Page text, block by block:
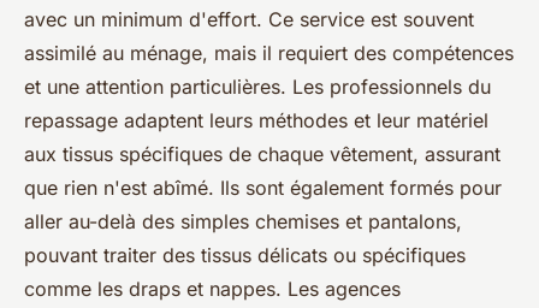
avec un minimum d'effort. Ce service est souvent
assimilé au ménage, mais il requiert des compétences
et une attention particulières. Les professionnels du
repassage adaptent leurs méthodes et leur matériel
aux tissus spécifiques de chaque vêtement, assurant
que rien n'est abîmé. Ils sont également formés pour
aller au-delà des simples chemises et pantalons,
pouvant traiter des tissus délicats ou spécifiques
comme les draps et nappes. Les agences